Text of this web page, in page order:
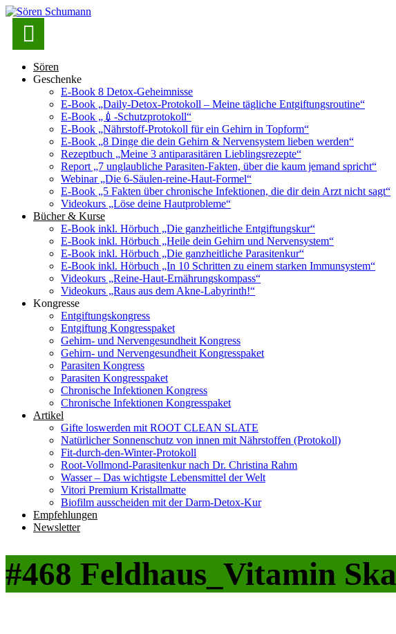

Sören
Geschenke
E-Book 8 Detox-Geheimnisse
E-Book „Daily-Detox-Protokoll – Meine tägliche Entgiftungsroutine“
E-Book „💉-Schutzprotokoll“
E-Book „Nährstoff-Protokoll für ein Gehirn in Topform“
E-Book „8 Dinge die dein Gehirn & Nervensystem lieben werden“
Rezeptbuch „Meine 3 antiparasitären Lieblingsrezepte“
Report „7 unglaubliche Parasiten-Fakten, über die kaum jemand spricht“
Webinar „Die 6-Säulen-reine-Haut-Formel“
E-Book „5 Fakten über chronische Infektionen, die dir dein Arzt nicht sagt“
Videokurs „Löse deine Hautprobleme“
Bücher & Kurse
E-Book inkl. Hörbuch „Die ganzheitliche Entgiftungskur“
E-Book inkl. Hörbuch „Heile dein Gehirn und Nervensystem“
E-Book inkl. Hörbuch „Die ganzheitliche Parasitenkur“
E-Book inkl. Hörbuch „In 10 Schritten zu einem starken Immunsystem“
Videokurs „Reine-Haut-Ernährungskompass“
Videokurs „Raus aus dem Akne-Labyrinth!“
Kongresse
Entgiftungskongress
Entgiftung Kongresspaket
Gehirn- und Nervengesundheit Kongress
Gehirn- und Nervengesundheit Kongresspaket
Parasiten Kongress
Parasiten Kongresspaket
Chronische Infektionen Kongress
Chronische Infektionen Kongresspaket
Artikel
Gifte loswerden mit ROOT CLEAN SLATE
Natürlicher Sonnenschutz von innen mit Nährstoffen (Protokoll)
Fit-durch-den-Winter-Protokoll
Root-Vollmond-Parasitenkur nach Dr. Christina Rahm
Wasser – Das wichtigste Lebensmittel der Welt
Vitori Premium Kristallmatte
Biofilm ausscheiden mit der Darm-Detox-Kur
Empfehlungen
Newsletter
#468 Feldhaus_Vitamin